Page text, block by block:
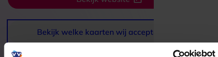
begint de volgende dag rustig met ontbijt. Juist
die combinatie van knusse sfeer, goed eten en
een centrale ligging maakt Het Wapen van
Noordwijkerhout zo aantrekkelijk voor een avond
weg of een verblijf in de Bollenstreek.
Bekijk welke kaarten wij accepteren